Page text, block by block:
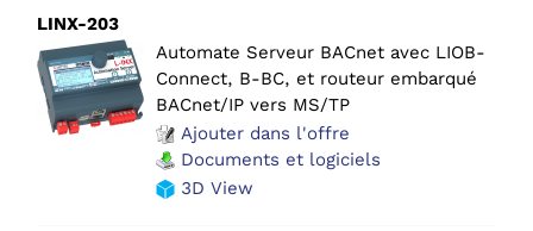
LINX-203
Automate Serveur BACnet avec LIOB-
Connect, B-BC, et routeur embarqué
BACnet/IP vers MS/TP
Ajouter dans l'offre
Documents et logiciels
3D View